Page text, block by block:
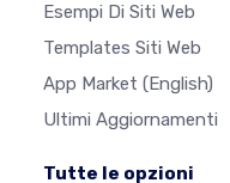
Esempi Di Siti Web
Templates Siti Web
App Market (English)
Ultimi Aggiornamenti
Tutte le opzioni